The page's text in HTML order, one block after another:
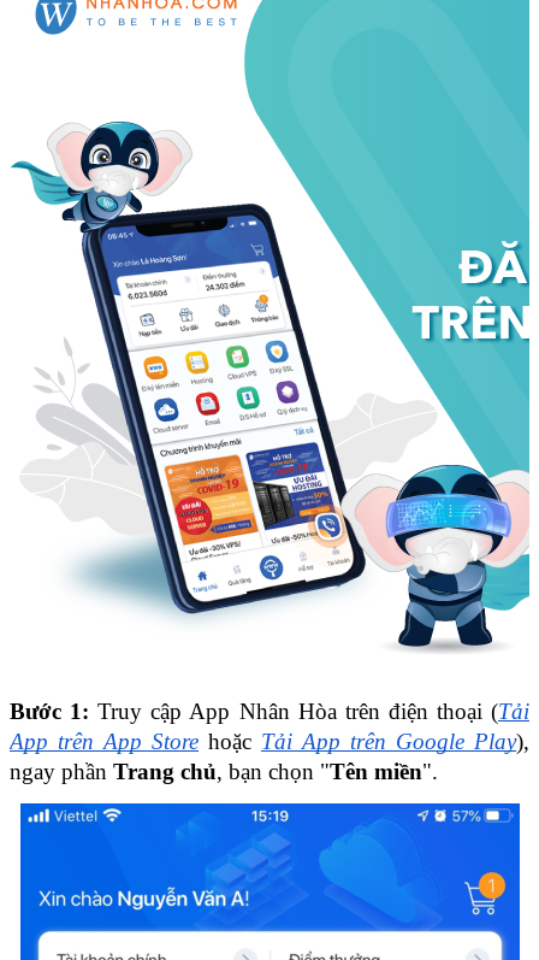
Bước 1: Truy cập App Nhân Hòa trên điện thoại (Tải
App trên App Store hoặc Tải App trên Google Play),
ngay phần Trang chủ, bạn chọn "Tên miền".